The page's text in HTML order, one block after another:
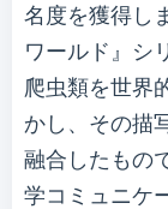
名度を獲得し
ワールド』シ
爬虫類を世界
かし、その描
融合したもの
学コミュニケ